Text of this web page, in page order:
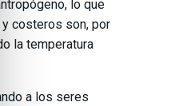
lo que
y costeros son, por
la temperatura
a los seres